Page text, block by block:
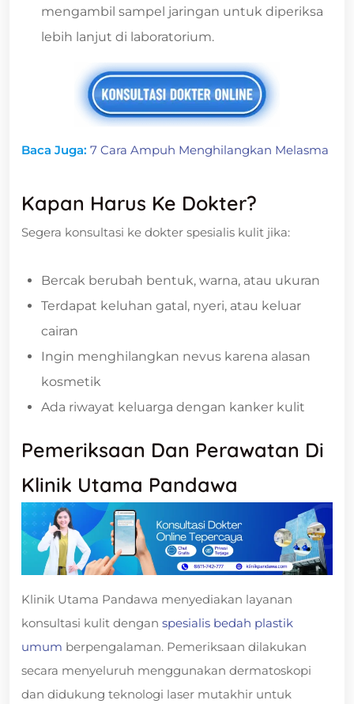
mengambil sampel jaringan untuk diperiksa
lebih lanjut di laboratorium.
Baca Juga: 7 Cara Ampuh Menghilangkan Melasma
Kapan Harus Ke Dokter?
Segera konsultasi ke dokter spesialis kulit jika:
Bercak berubah bentuk, warna, atau ukuran
Terdapat keluhan gatal, nyeri, atau keluar
cairan
Ingin menghilangkan nevus karena alasan
kosmetik
Ada riwayat keluarga dengan kanker kulit
Pemeriksaan Dan Perawatan Di
Klinik Utama Pandawa
Klinik Utama Pandawa menyediakan layanan
konsultasi kulit dengan spesialis bedah plastik
umum berpengalaman. Pemeriksaan dilakukan
secara menyeluruh menggunakan dermatoskopi
dan didukung teknologi laser mutakhir untuk